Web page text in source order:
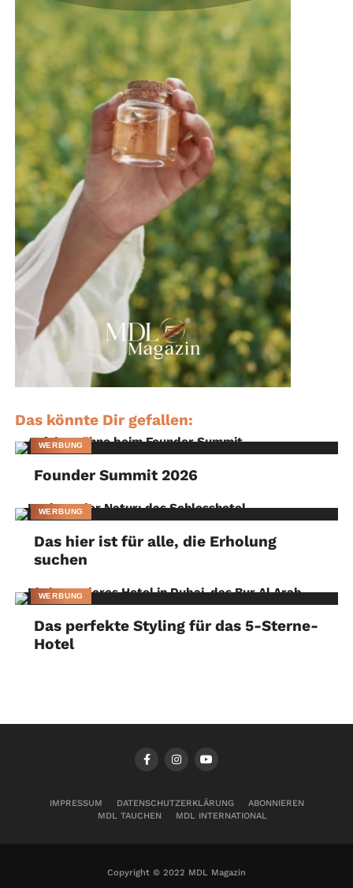
Das könnte Dir gefallen:
WERBUNG
Founder Summit 2026
WERBUNG
Das hier ist für alle, die Erholung
suchen
WERBUNG
Das perfekte Styling für das 5-Sterne-
Hotel
IMPRESSUM DATENSCHUTZERKLÄRUNG
ABONNIEREN
MDL TAUCHEN
MDL INTERNATIONAL
Copyright © 2022 MDL Magazin